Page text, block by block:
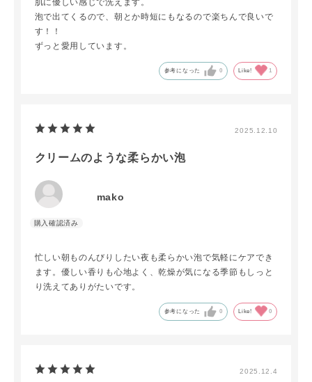
泡で出てくるので、朝とか時短にもなるので楽ちんで良いで
す！！
ずっと愛用しています。
参考になった 0 Like! 1
2025.12.10
クリームのような柔らかい泡
mako
忙しい朝ものんびりしたい夜も柔らかい泡で気軽にケアでき
ます。優しい香りも心地よく、乾燥が気になる季節もしっと
り洗えてありがたいです。
参考になった 0 Like! 0
2025.12.4